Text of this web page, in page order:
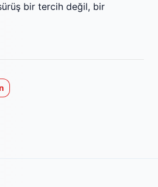
bir tercih değil, bir